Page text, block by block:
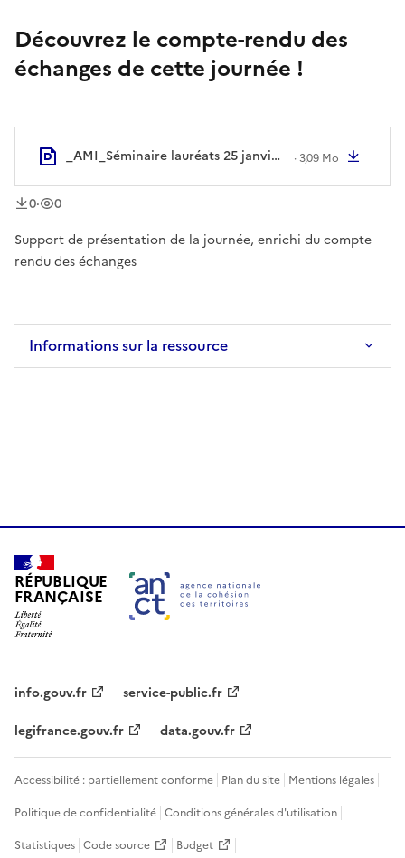
Découvrez le compte-rendu des
échanges de cette journée !
_AMI_Séminaire lauréats 25 janvier 2024_Compte-rendu.pptx ·3,09 Mo
0
téléchargement
· 0
vues
Support de présentation de la journée, enrichi du compte
rendu des échanges
Informations sur la ressource
RÉPUBLIQUE
FRANÇAISE
info.gouv.fr
service-public.fr
legifrance.gouv.fr
data.gouv.fr
Accessibilité : partiellement conforme Plan du site Mentions légales
Politique de confidentialité Conditions générales d'utilisation
Statistiques Code source Budget